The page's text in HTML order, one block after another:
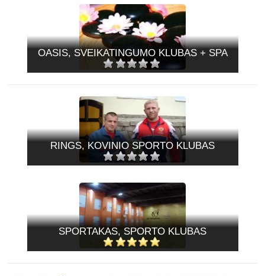
OASIS, SVEIKATINGUMO KLUBAS + SPA
RINGS, KOVINIO SPORTO KLUBAS
SPORTAKAS, SPORTO KLUBAS